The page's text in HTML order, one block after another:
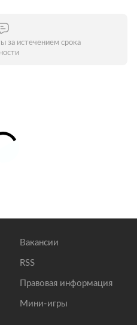
за истечением срока
Вакансии
RSS
Правовая информация
Мини-игры